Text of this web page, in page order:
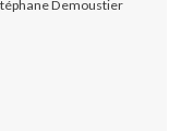
Demoustier